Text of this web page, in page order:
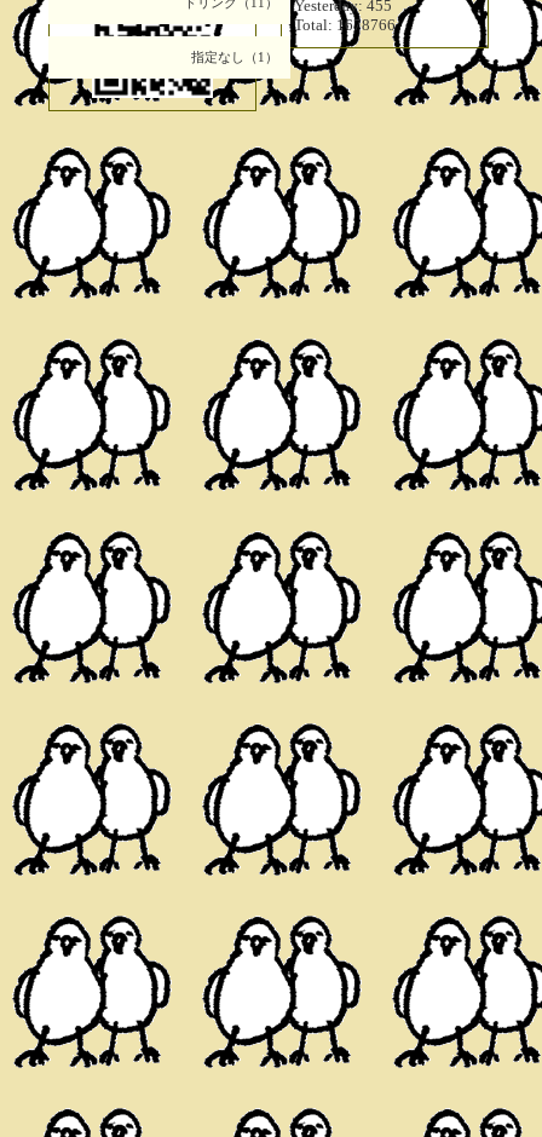
指定なし（1）
Yesterday: 455
Total: 1678766